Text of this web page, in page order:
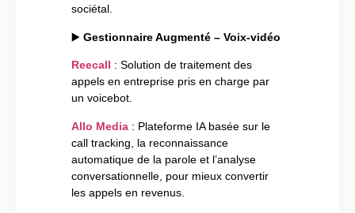
sociétal.
▶️ Gestionnaire Augmenté – Voix-vidéo
Reecall : Solution de traitement des
appels en entreprise pris en charge par
un voicebot.
Allo Media : Plateforme IA basée sur le
call tracking, la reconnaissance
automatique de la parole et l’analyse
conversationnelle, pour mieux convertir
les appels en revenus.